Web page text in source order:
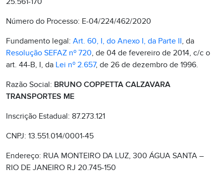
Número do Processo: E-04/224/462/2020
Fundamento legal: Art. 60, I, do Anexo I, da Parte II, da
Resolução SEFAZ nº 720, de 04 de fevereiro de 2014, c/c o
art. 44-B, I, da Lei nº 2.657, de 26 de dezembro de 1996.
Razão Social: BRUNO COPPETTA CALZAVARA
TRANSPORTES ME
Inscrição Estadual: 87.273.121
CNPJ: 13.551.014/0001-45
Endereço: RUA MONTEIRO DA LUZ, 300 ÁGUA SANTA –
RIO DE JANEIRO RJ 20.745-150